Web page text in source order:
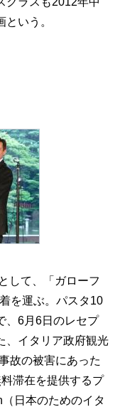
いう。
して、「ガローフ
を運ぶ。パスタ10
、6月6日のレセプ
、イタリア政府観光
故の被害にあった
滞在を提供するプ
日本のためのイタ